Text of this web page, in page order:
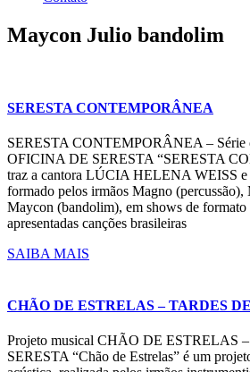
Maycon Julio bandolim
SERESTA CONTEMPORÂNEA
SERESTA CONTEMPORÂNEA – Série
OFICINA DE SERESTA “SERESTA
traz a cantora LÚCIA HELENA WEISS
formado pelos irmãos Magno (percussão),
Maycon (bandolim), em shows de formato
apresentadas canções brasileiras
SAIBA MAIS
CHÃO DE ESTRELAS – TARDES
Projeto musical CHÃO DE ESTRELAS
SERESTA “Chão de Estrelas” é um